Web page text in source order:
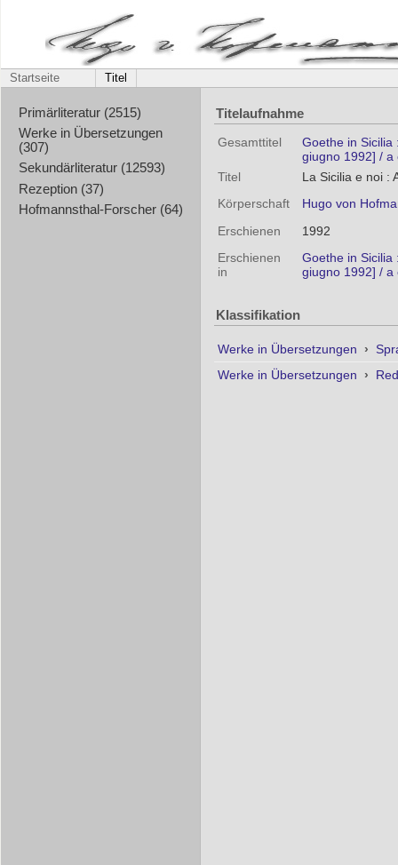
Startseite Titel
Primärliteratur (2515)
Werke in Übersetzungen
(307)
Sekundärliteratur (12593)
Rezeption (37)
Hofmannsthal-Forscher (64)
Titelaufnahme
Gesamttitel
Goethe in Sicilia
giugno 1992] / a
Titel
La Sicilia e noi :
Körperschaft
Hugo von
Erschienen
1992
Erschienen
in
Goethe in Sicilia
giugno 1992] / a
Klassifikation
Werke in Übersetzungen ›
Werke in Übersetzungen
›